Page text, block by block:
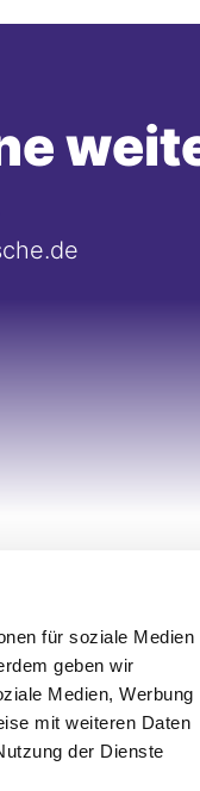
für soziale Medien
geben wir
Medien, Werbung
mit weiteren Daten
der Dienste